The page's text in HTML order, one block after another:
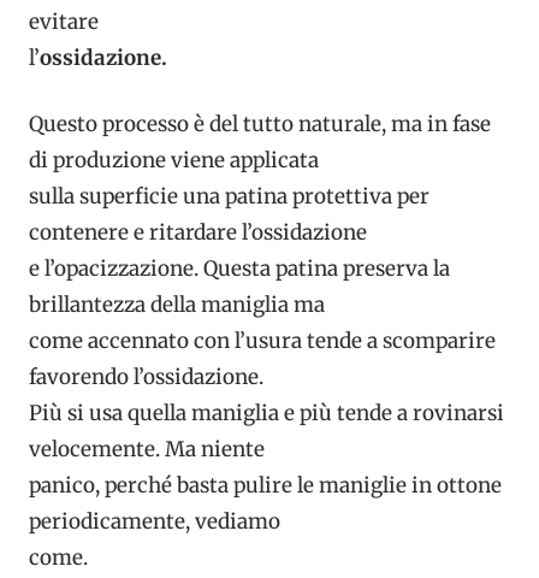
evitare
l’ossidazione.
Questo processo è del tutto naturale, ma in fase
di produzione viene applicata
sulla superficie una patina protettiva per
contenere e ritardare l’ossidazione
e l’opacizzazione. Questa patina preserva la
brillantezza della maniglia ma
come accennato con l’usura tende a scomparire
favorendo l’ossidazione.
Più si usa quella maniglia e più tende a rovinarsi
velocemente. Ma niente
panico, perché basta pulire le maniglie in ottone
periodicamente, vediamo
come.